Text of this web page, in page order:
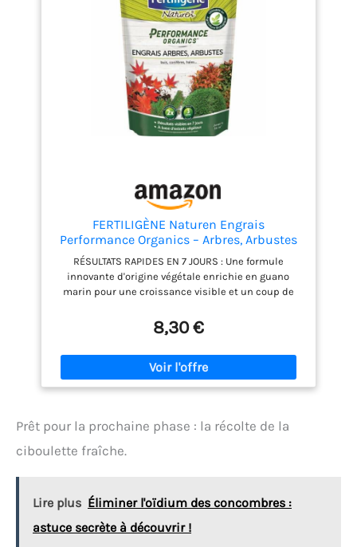
À DOSER : Son bouchon doseur intégré permet un
dosage rapide et précis, évitant tout gaspillage.
ENGRAIS ORGANIQUE NATUREL : Riche en matière
organique (43,8 %), il respecte l’équilibre
biologique du sol et contribue à une croissance
durable et écologique des plantes.
FERTILIGÈNE Naturen Engrais
Performance Organics – Arbres, Arbustes
& Buis – D'origine naturelle & Guano
Marin – Résultats en 7 Jours – 700g
RÉSULTATS RAPIDES EN 7 JOURS : Une formule
innovante d'origine végétale enrichie en guano
marin pour une croissance visible et un coup de
DENSE : Spécialement conçu pour booster la
vigueur de vos haies, buis et arbustes, garantissant
un feuillage luxuriant et nettement plus fourni.
NUTRITION LONGUE DURÉE (3 MOIS) : Libère ses
nutriments progressivement pour nourrir vos
NATURELLE : Le meilleur de la nature pour vos
végétaux. Idéal pour les jardiniers souhaitant allier
performance exceptionnelle et respect de
arbustes, en pot ou en pleine terre. Dosage facile à
la poignée pour une application sans gaspillage.
8,30 €
Prêt pour la prochaine phase : la récolte de la
ciboulette fraîche.
Lire plus Éliminer l'oïdium des concombres :
astuce secrète à découvrir !